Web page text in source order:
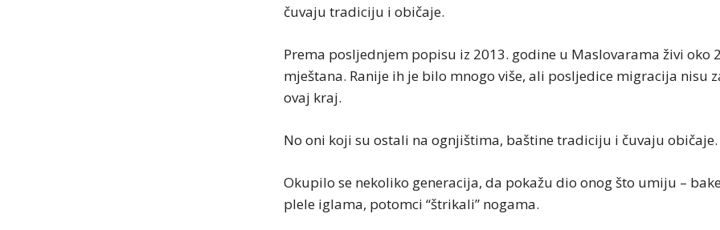
čuvaju tradiciju i običaje.
Prema posljednjem popisu iz 2013. godine u Maslovarama živi oko
mještana. Ranije ih je bilo mnogo više, ali posljedice migracija nisu
ovaj kraj.
No oni koji su ostali na ognjištima, baštine tradiciju i čuvaju običaje.
Okupilo se nekoliko generacija, da pokažu dio onog što umiju –
plele iglama, potomci “štrikali” nogama.